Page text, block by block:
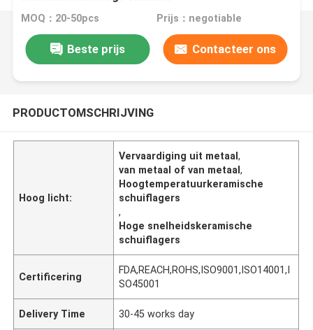
MOQ：20-50pcs Prijs：negotiable
Beste prijs Contacteer ons
PRODUCTOMSCHRIJVING
Hoog licht:
Vervaardiging uit metaal,
van metaal of van metaal,
Hoogtemperatuurkeramische
schuiflagers
,
Hoge snelheidskeramische
schuiflagers
Certificering
FDA,REACH,ROHS,ISO9001,ISO14001,I
SO45001
Delivery Time 30-45 works day